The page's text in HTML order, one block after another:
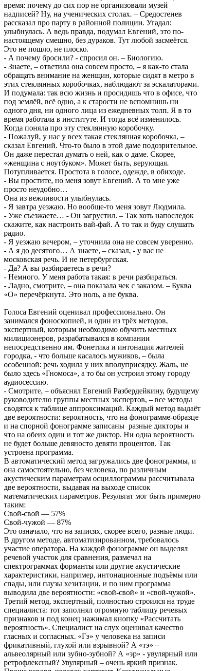
время: почему до сих пор не организовали музей
надписей? Ну, на ученических столах. – Средостенев
рассказал про парту в районной полиции. Угадал:
улыбнулась. А ведь правда, подумал Евгений, это по-
настоящему смешно, без дураков. Тут любой засмеётся.
Это не пошло, не плоско.
- А почему бросили? - спросил он. – Биологию.
- Знаете, – ответила она совсем просто, – я как-то стала
обращать внимание на женщин, которые сидят в метро в
этих стеклянных коробочках, наблюдают за эскалаторами.
И подумала: так всю жизнь и просидишь что в офисе, что
под землёй, всё одно, а к старости не вспомнишь ни
одного дня, ни одного лица из ежедневных толп. Я в то
время работала в институте. И тогда всё изменилось.
Когда поняла про эту стеклянную коробочку.
- Пожалуй, у нас у всех такая стеклянная коробочка, –
сказал Евгений. Что-то было в этой даме подозрительное.
Он даже перестал думать о ней, как о даме. Скорее,
«женщина с ноутбуком». Может быть, верующая.
Потупливается. Простота в голосе, одежде, в обиходе.
- Вы простите, но меня зовут Евгений. А то мне уже
просто неудобно…
Она из вежливости улыбнулась.
- Я завтра уезжаю. Но вообще-то меня зовут Людмила.
- Уже съезжаете… - Он загрустил. – Так хоть напоследок
скажите, как настроить вай-фай. А то так и буду слушать
радио.
- Я уезжаю вечером, – уточнила она не совсем уверенно.
- А я до десятого… А знаете, – сказал, - у вас не
московская речь. И не петербургская.
- Да? А вы разбираетесь в речи?
- Немного. У меня работа такая: в речи разбираться.
- Ладно, смотрите, – она показала чек с заказом. – Буква
«О» перечёркнута. Это ноль, а не буква.
Голоса Евгений оценивал профессионально. Он
занимался фоноскопией, и один из трёх методов,
экспертный, которым необходимо обучить местных
милиционеров, разрабатывался в компании
непосредственно им. Фонетика и интонация жителей
городка, - что больше касалось мужиков, – была
особенной: речь ходила у них вполуприсядку. Жаль, не
было здесь «Гномоса», а то бы он устроил этому городу
аудиосессию.
- Смотрите, – объяснял Евгений Разбердейкину, будущему
руководителю группы местных экспертов, – все методы
сводятся к таблице аппроксимаций. Каждый метод выдаёт
две вероятности: вероятность, что на фонограмме-образце
и на спорной фонограмме записаны разные дикторы и
что на обеих один и тот же диктор. Ни одна вероятность
не будет больше девяносто девяти процентов. Так
устроена программа.
В автоматический метод загружались две фонограммы, и
она самостоятельно, без человека, по различным
акустическим параметрам осциллограммы рассчитывала
две вероятности, выдавая на выходе список
математических параметров. Результат мог быть примерно
таким:
Свой-свой — 57%
Свой-чужой — 87%
Это означало, что на записях, скорее всего, разные люди.
В другом методе, автоматизированном, требовалось
участие оператора. На каждой фонограмме он выделял
речевой участок для сравнения, размечал на
спектрограммах форманты или другие акустические
характеристики, например, интонационные подъёмы или
спады, или паузы хезитации, и по ним программа
выводила две вероятности: «свой-свой» и «свой-чужой».
Третий метод, экспертный, полностью строился на труде
специалиста: тот заполнял огромную таблицу речевых
признаков и под конец нажимал кнопку «Рассчитать
вероятность». Специалист на слух оценивал качество
гласных и согласных. «Гэ» у человека на записи
фрикативный, глухой или взрывной? А «тэ» –
альвеолярный или зубно-зубной? А «эр» - увулярный или
ретрофлексный? Увулярный – очень яркий признак.